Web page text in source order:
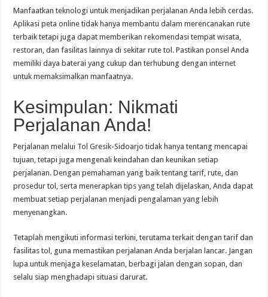
Manfaatkan teknologi untuk menjadikan perjalanan Anda lebih cerdas.
Aplikasi peta online tidak hanya membantu dalam merencanakan rute
terbaik tetapi juga dapat memberikan rekomendasi tempat wisata,
restoran, dan fasilitas lainnya di sekitar rute tol. Pastikan ponsel Anda
memiliki daya baterai yang cukup dan terhubung dengan internet
untuk memaksimalkan manfaatnya.
Kesimpulan: Nikmati
Perjalanan Anda!
Perjalanan melalui Tol Gresik-Sidoarjo tidak hanya tentang mencapai
tujuan, tetapi juga mengenali keindahan dan keunikan setiap
perjalanan. Dengan pemahaman yang baik tentang tarif, rute, dan
prosedur tol, serta menerapkan tips yang telah dijelaskan, Anda dapat
membuat setiap perjalanan menjadi pengalaman yang lebih
menyenangkan.
Tetaplah mengikuti informasi terkini, terutama terkait dengan tarif dan
fasilitas tol, guna memastikan perjalanan Anda berjalan lancar. Jangan
lupa untuk menjaga keselamatan, berbagi jalan dengan sopan, dan
selalu siap menghadapi situasi darurat.